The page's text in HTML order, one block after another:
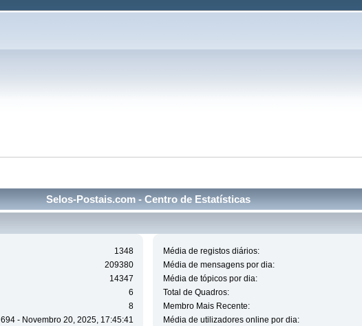
Selos-Postais.com - Centro de Estatísticas
1348
209380
14347
6
8
694 - Novembro 20, 2025, 17:45:41
Média de registos diários:
Média de mensagens por dia:
Média de tópicos por dia:
Total de Quadros:
Membro Mais Recente:
Média de utilizadores online por dia: